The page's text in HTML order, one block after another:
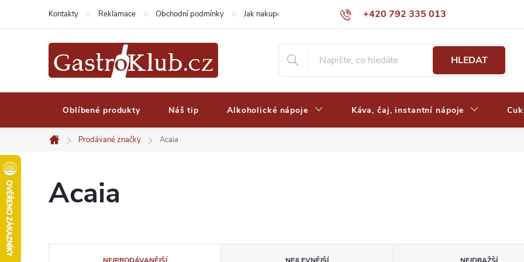
+420 792 335 013
Kontakty Reklamace Obchodní podmínky Jak nakupovat Výdejní místa a ceny dopravy Často kladené otázky
HLEDAT
Oblíbené produkty Náš tip Alkoholické nápoje Káva, čaj, instantní nápoje
Domů
Prodávané značky Acaia
Acaia